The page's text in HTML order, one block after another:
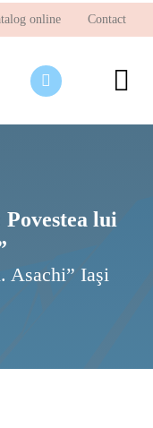
online Contact
lui
Asachi” Iaşi